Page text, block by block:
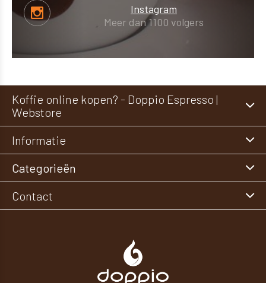
Instagram
Meer dan 1100 volgers
Koffie online kopen? - Doppio Espresso |
Webstore
Informatie
Categorieën
Contact